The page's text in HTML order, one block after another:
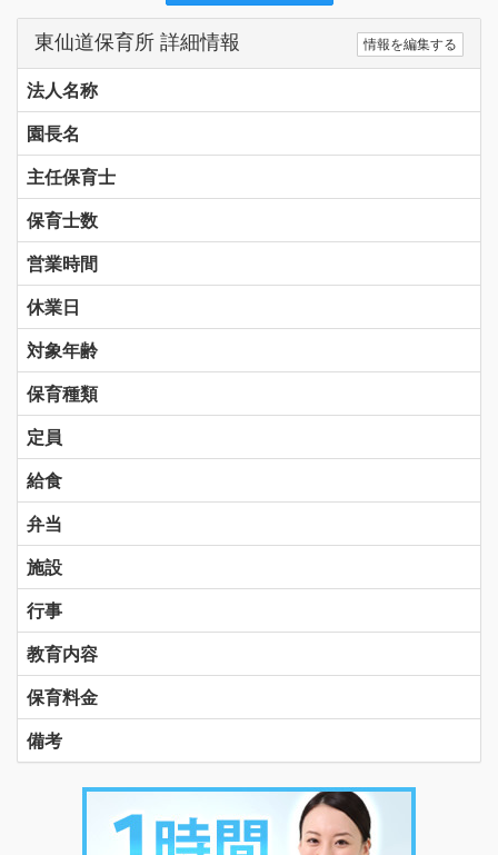
東仙道保育所 詳細情報 情報を編集する
法人名称
園長名
主任保育士
保育士数
営業時間
休業日
対象年齢
保育種類
定員
給食
弁当
施設
行事
教育内容
保育料金
備考